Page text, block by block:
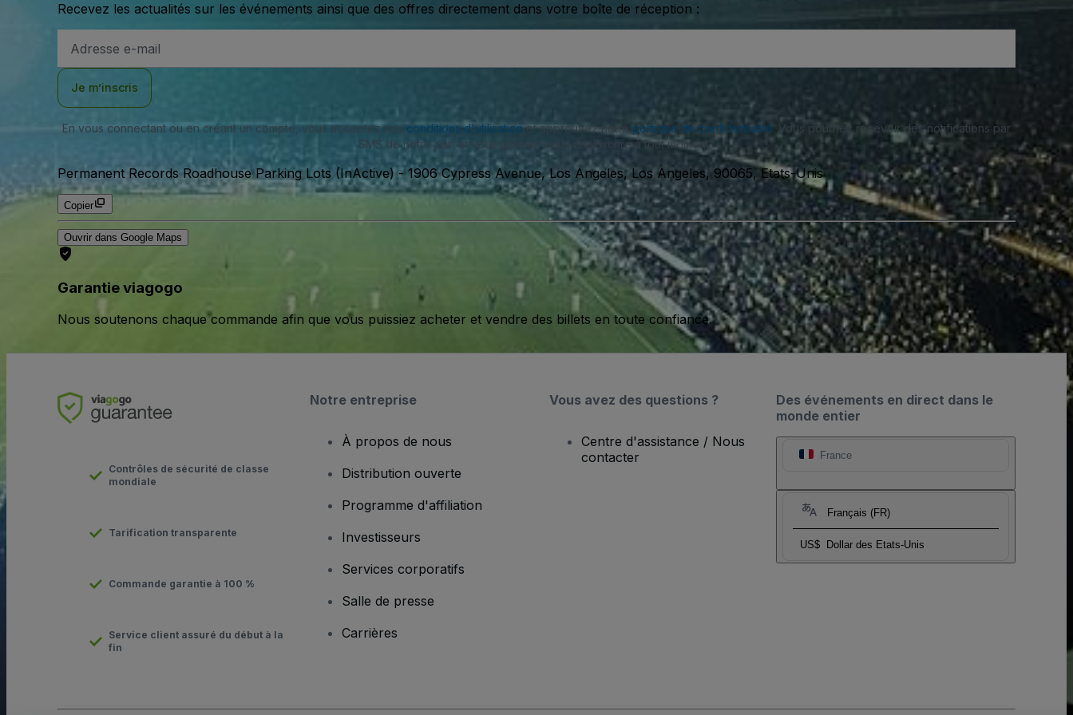
Recevez les actualités sur les événements ainsi que des offres directement dans votre boîte de réception :
e-
Je m’inscris
En vous connectant ou en créant un compte, vous acceptez nosconditions d'utilisationet approuvez notre politique de confidentialité . Vous pourriez recevoir des notifications par
SMS de notre part et vous pouvez vous désinscrire à tout moment.
Permanent Records Roadhouse Parking Lots (InActive) - 1906 Cypress Avenue, Los Angeles, Los Angeles, 90065, Etats-Unis
Copier
Ouvrir dans Google Maps
Garantie viagogo
Nous soutenons chaque commande afin que vous puissiez acheter et vendre des billets en toute confiance.
Des événements en direct dans le
monde entier
France
Français (FR)
US$ Dollar des Etats-Unis
Contrôles de sécurité de classe
mondiale
Tarification transparente
Commande garantie à 100 %
Service client assuré du début à la
fin
Notre entreprise
À propos de nous
Distribution ouverte
Programme d'affiliation
Investisseurs
Services corporatifs
Salle de presse
Carrières
Vous avez des questions ?
Centre d'assistance / Nous
contacter